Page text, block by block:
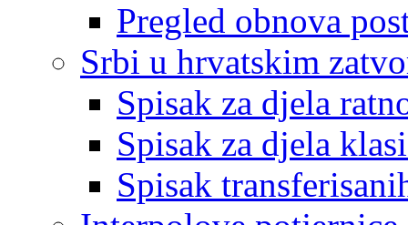
Pregled obnova
Srbi u hrvatskim
Spisak za djela
Spisak za djela
Spisak